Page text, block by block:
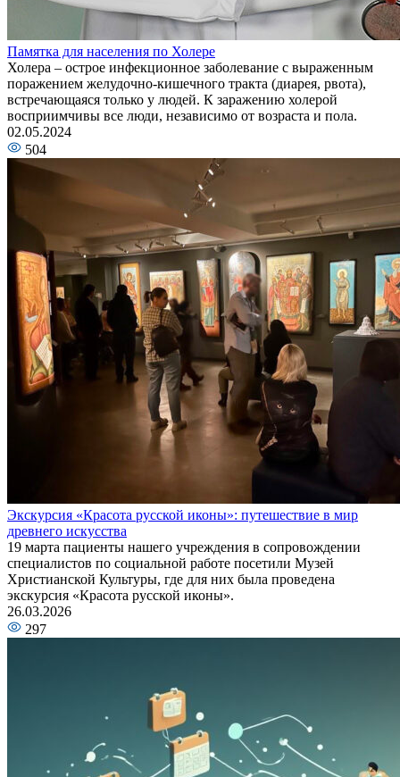
Памятка для населения по Холере
Холера – острое инфекционное заболевание с выраженным
поражением желудочно-кишечного тракта (диарея, рвота),
встречающаяся только у людей. К заражению холерой
восприимчивы все люди, независимо от возраста и пола.
02.05.2024
504
Экскурсия «Красота русской иконы»: путешествие в мир
древнего искусства
19 марта пациенты нашего учреждения в сопровождении
специалистов по социальной работе посетили Музей
Христианской Культуры, где для них была проведена
экскурсия «Красота русской иконы».
26.03.2026
297